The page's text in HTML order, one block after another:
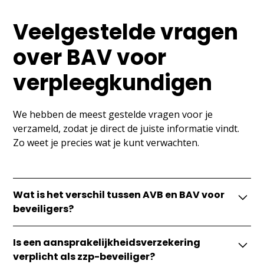
Veelgestelde vragen
over BAV voor
verpleegkundigen
We hebben de meest gestelde vragen voor je
verzameld, zodat je direct de juiste informatie vindt.
Zo weet je precies wat je kunt verwachten.
Wat is het verschil tussen AVB en BAV voor
beveiligers?
van anderen. BAV gaat over financiële schade door
een beroepsfout, advies of nalatigheid.
Is een aansprakelijkheidsverzekering
verplicht als zzp-beveiliger?